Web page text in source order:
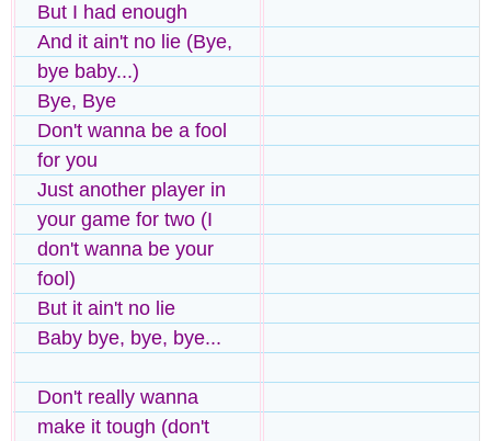
But I had enough
And it ain't no lie (Bye,
bye baby...)
Bye, Bye
Don't wanna be a fool
for you
Just another player in
your game for two (I
don't wanna be your
fool)
But it ain't no lie
Baby bye, bye, bye...
Don't really wanna
make it tough (don't